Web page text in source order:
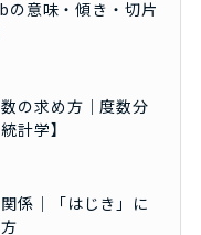
の意味・傾き・切片
の求め方｜度数分
計学】
係｜「はじき」に